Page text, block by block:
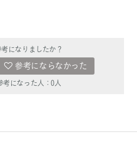
になりましたか？
参考にならなかった
考になった人：0 人